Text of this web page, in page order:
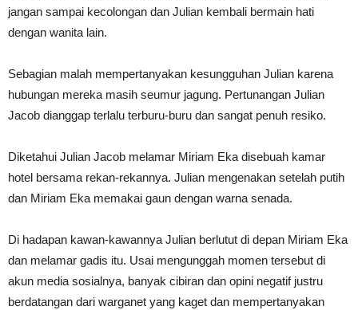
jangan sampai kecolongan dan Julian kembali bermain hati
dengan wanita lain.
Sebagian malah mempertanyakan kesungguhan Julian karena
hubungan mereka masih seumur jagung. Pertunangan Julian
Jacob dianggap terlalu terburu-buru dan sangat penuh resiko.
Diketahui Julian Jacob melamar Miriam Eka disebuah kamar
hotel bersama rekan-rekannya. Julian mengenakan setelah putih
dan Miriam Eka memakai gaun dengan warna senada.
Di hadapan kawan-kawannya Julian berlutut di depan Miriam Eka
dan melamar gadis itu. Usai mengunggah momen tersebut di
akun media sosialnya, banyak cibiran dan opini negatif justru
berdatangan dari warganet yang kaget dan mempertanyakan